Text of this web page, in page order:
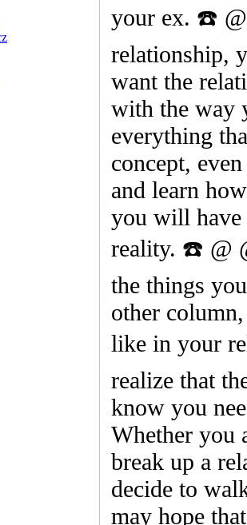
your ex. ☎️ @
relationship,
want the
with the way
everything
concept,
and learn
you will have
reality. ☎️ @
the things
other
like in your
realize that
know you
Whether you
break up a
decide to
may hope